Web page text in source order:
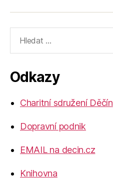
vyhledávání:
Odkazy
Charitní sdružení Děčín
Dopravní podnik
EMAIL na decin.cz
Knihovna